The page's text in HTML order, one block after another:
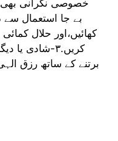
خصوصی نگرانی بھی
کھائیں،اور حلال
کریں.٣-شادی
برتنے کے ساتھ رزق